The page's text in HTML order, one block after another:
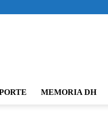
MEMORIA DH